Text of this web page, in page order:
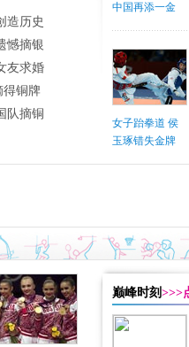
造历史
憾摘银
友求婚
得铜牌
队摘铜
中国再添一金
女子跆拳道 侯
玉琢错失金牌
巅峰时刻>>>